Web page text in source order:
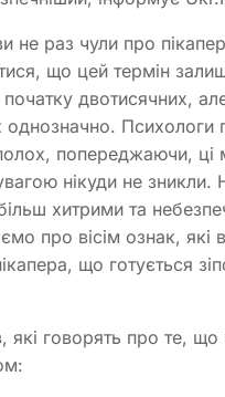
не раз чули про
що цей термін
двотисячних,
однозначно.
попереджаючи, ці
нікуди не зникли.
хитрими та
про вісім ознак, які
що готується
які говорять про те, що